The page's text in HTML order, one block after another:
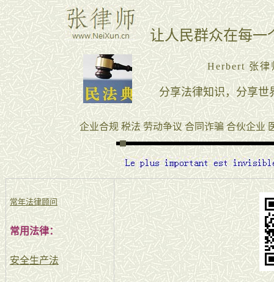
常年法律顾问
常用法律：
安全生产法